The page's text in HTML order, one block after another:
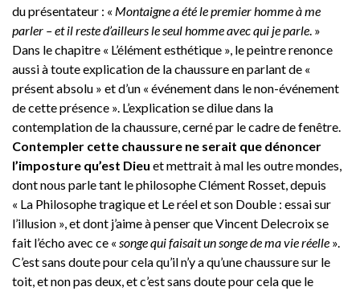
du présentateur : « Montaigne a été le premier homme à me
parler – et il reste d’ailleurs le seul homme avec qui je parle . »
Dans le chapitre « L’élément esthétique », le peintre renonce
aussi à toute explication de la chaussure en parlant de «
présent absolu » et d’un « événement dans le non-événement
de cette présence ». L’explication se dilue dans la
contemplation de la chaussure, cerné par le cadre de fenêtre.
Contempler cette chaussure ne serait que dénoncer
l’imposture qu’est Dieu et mettrait à mal les outre mondes,
dont nous parle tant le philosophe Clément Rosset, depuis
« La Philosophe tragique et Le réel et son Double : essai sur
l’illusion », et dont j’aime à penser que Vincent Delecroix se
fait l’écho avec ce « songe qui faisait un songe de ma vie réelle ».
C’est sans doute pour cela qu’il n’y a qu’une chaussure sur le
toit, et non pas deux, et c’est sans doute pour cela que le